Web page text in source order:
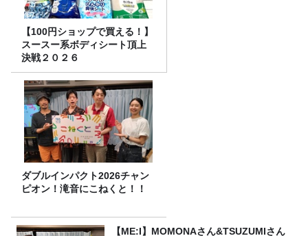
【100円ショップで買える！】
スースー系ボディシート頂上
決戦２０２６
ダブルインパクト2026チャン
ピオン！滝音にこねくと！！
【ME:I】MOMONAさん&TSUZUMIさん